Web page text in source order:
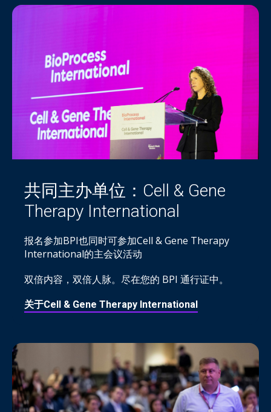
共同主办单位：Cell & Gene
Therapy International
报名参加BPI也同时可参加Cell & Gene Therapy
International的主会议活动
双倍内容，双倍人脉。尽在您的 BPI 通行证中。
关于Cell & Gene Therapy International